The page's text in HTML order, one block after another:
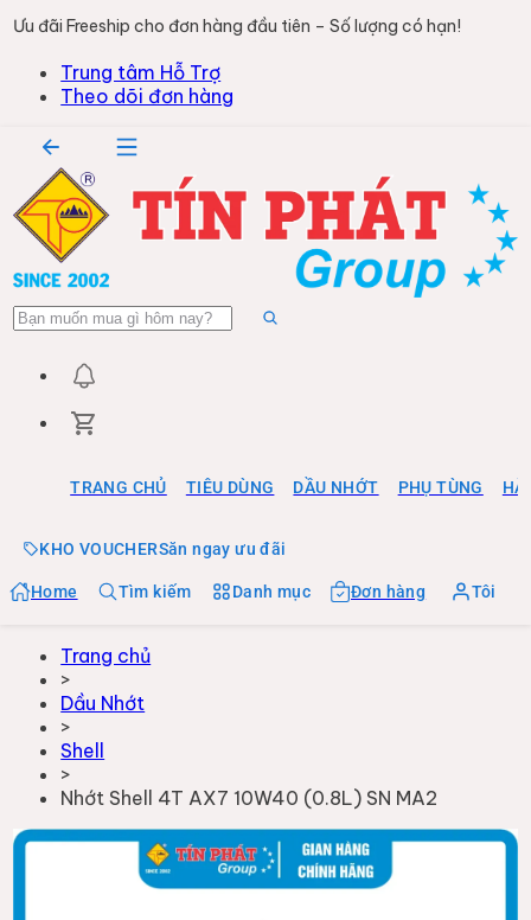
Ưu đãi Freeship cho đơn hàng đầu tiên – Số lượng có hạn!
Trung tâm Hỗ Trợ
Theo dõi đơn hàng
TRANG CHỦ TIÊU DÙNG DẦU NHỚT PHỤ TÙNG
KHO VOUCHERSăn ngay ưu đãi
Home Tìm kiếm Danh mục Đơn hàng Tôi
Trang chủ
>
Dầu Nhớt
>
Shell
>
Nhớt Shell 4T AX7 10W40 (0.8L) SN MA2